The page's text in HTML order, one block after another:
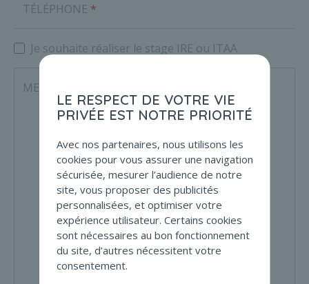
TÉLÉPHONE
Je souhaite réaliser le stage IRE ou ITAA
MESSAGE
LE RESPECT DE VOTRE VIE
PRIVÉE EST NOTRE PRIORITÉ
Avec nos partenaires, nous utilisons les
cookies pour vous assurer une navigation
sécurisée, mesurer l’audience de notre
site, vous proposer des publicités
personnalisées, et optimiser votre
expérience utilisateur. Certains cookies
sont nécessaires au bon fonctionnement
du site, d’autres nécessitent votre
consentement.